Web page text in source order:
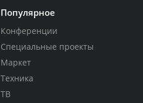
Популярное
Конференции
Специальные проекты
Маркет
Техника
ТВ